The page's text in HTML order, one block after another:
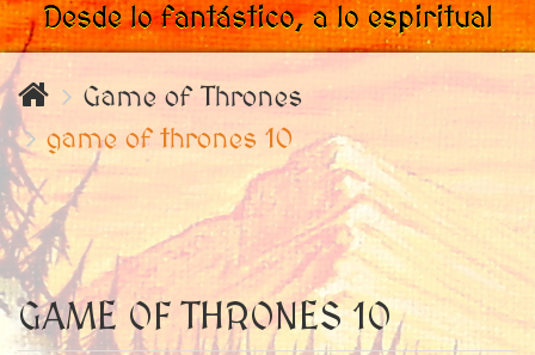
Desde lo fantástico, a lo espiritual
Game of Thrones
game of thrones 10
GAME OF THRONES 10